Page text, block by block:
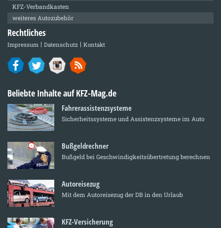
KFZ-Verbandkasten
weiteres Autozubehör
Rechtliches
Impressum Datenschutz Kontakt
Beliebte Inhalte auf KFZ-Mag.de
Fahrerassistenzsysteme
Sicherheitssysteme und Assistenzsysteme im Auto
Bußgeldrechner
Bußgeld bei Geschwindigkeitsübertretung berechnen
Autoreisezug
Mit dem Autoreisezug der DB in den Urlaub
KFZ-Versicherung